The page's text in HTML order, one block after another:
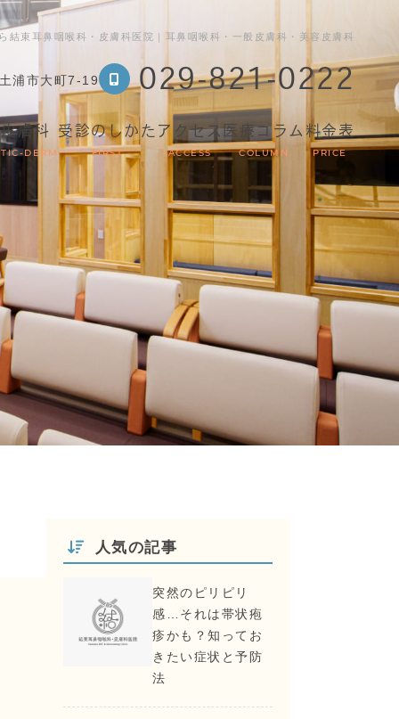
結束耳鼻咽喉科・皮膚科医院｜耳鼻咽喉科・一般皮膚科・美容皮膚科
浦市大町7-19 029-821-0222
膚科
DERM
受診のしかた
FIRST
アクセス
ACCESS
医療コラム
COLUMN
料金表
PRICE
人気の記事
突然のピリピリ
感…それは帯状疱
疹かも？知ってお
きたい症状と予防
法